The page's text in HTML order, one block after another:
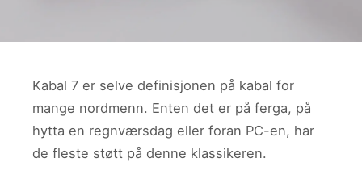
Kabal 7 er selve definisjonen på kabal for
mange nordmenn. Enten det er på ferga, på
hytta en regnværsdag eller foran PC-en, har
de fleste støtt på denne klassikeren.